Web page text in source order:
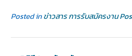
Posted inข่าวสาร การรับสมัครงาน